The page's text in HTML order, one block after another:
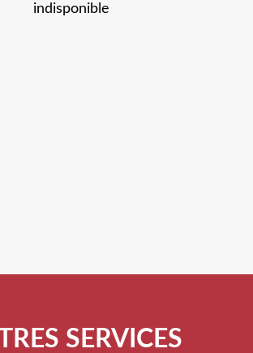
indisponible
SERVICES